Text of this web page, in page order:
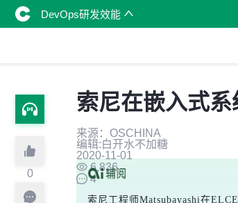
DevOps研发效能
0
索尼在嵌入式
来源：OSCHINA
编辑:白开水不加糖
2020-11-01
6,836
4
索尼工程师Matsubayashi在